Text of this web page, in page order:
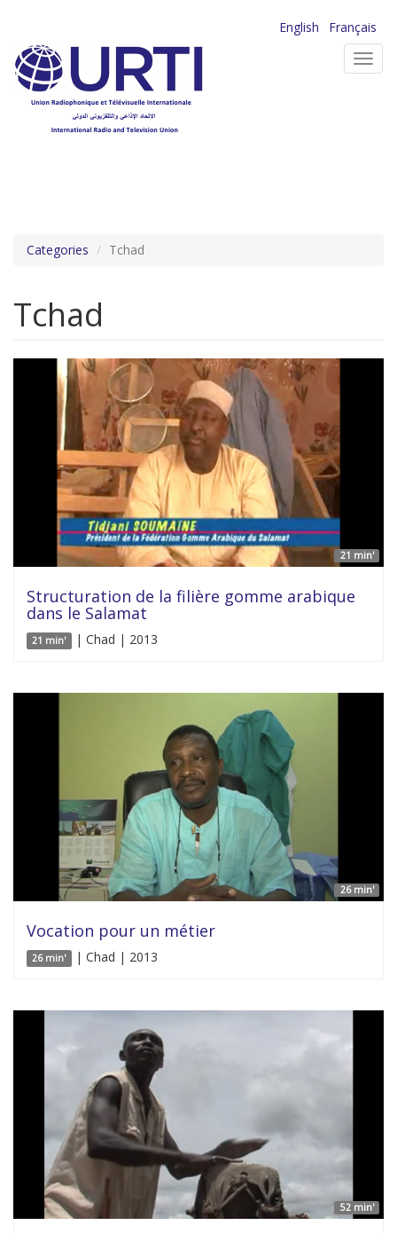
contenu
principal
English
Français
Categories Tchad
Tchad
21 min'
Structuration de la filière gomme arabique
dans le Salamat
21 min' | Chad | 2013
26 min'
Vocation pour un métier
26 min' | Chad | 2013
52 min'